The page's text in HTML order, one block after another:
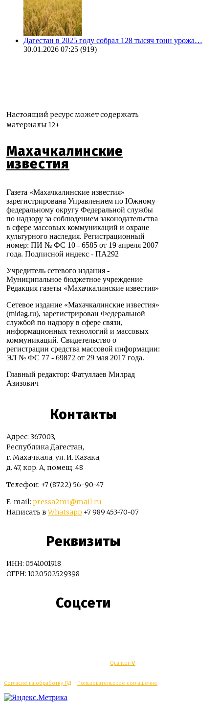
Дагестан в 2025 году собрал 128 тысяч тонн урожа…
30.01.2026 07:25 (919)
Настоящий ресурс может содержать
материалы 12+
Махачкалинские
известия
Газета «Махачкалинские известия»
зарегистрирована Управлением по Южному
федеральному округу Федеральной службы
по надзору за соблюдением законодательства
в сфере массовых коммуникаций и охране
культурного наследия. Регистрационный
номер: ПИ № ФС 10 - 6585 от 19 апреля 2007
года. Подписной индекс - ПА292
Учредитель сетевого издания -
Муниципальное бюджетное учреждение
Редакция газеты «Махачкалинские известия»
Сетевое издание «Махачкалинские известия»
(midag.ru), зарегистрирован Федеральной
службой по надзору в сфере связи,
информационных технологий и массовых
коммуникаций. Свидетельство о
регистрации средства массовой информации:
ЭЛ № ФС 77 - 69872 от 29 мая 2017 года.
Главный редактор: Фатуллаев Милрад
Азизович
Контакты
Адрес: 367003,
Республика Дагестан,
г. Махачкала, ул. И. Казака,
д. 47, кор. А, помещ. 48
Телефон: +7 (8722) 56-90-47
E-mail: pressa2mi@mail.ru
Написать вWhatsapp +7 989 453-70-07
Реквизиты
ИНН: 0541001918
ОГРН: 1020502529398
Соцсети
Quantor-∀
Согласие на обработку ПД Пользовательское соглашение